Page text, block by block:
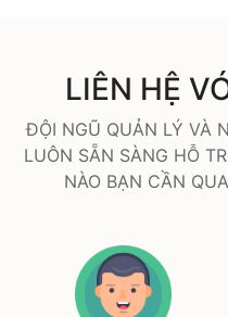
LIÊN HỆ
ĐỘI NGŨ QUẢN LÝ VÀ
LUÔN SẴN SÀNG HỖ
NÀO BẠN CẦN